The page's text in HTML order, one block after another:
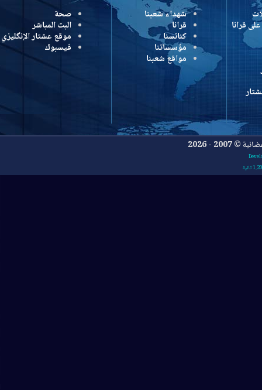
شهداء شعبنا
قرانا
كنائسنا
مؤسساتنا
مواقع شعبنا
صحة
البث المباشر
موقع عشتار الإنگليزي
فيسبوك
2026